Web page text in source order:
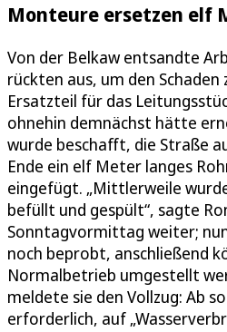
Monteure ersetzen elf
Von der Belkaw entsandte
rückten aus, um den Schaden
Ersatzteil für das
ohnehin demnächst hätte
wurde beschafft, die Straße
Ende ein elf Meter langes
eingefügt. „Mittlerweile
befüllt und gespült“, sagte
Sonntagvormittag weiter;
noch beprobt, anschließend
Normalbetrieb umgestellt
meldete sie den Vollzug: Ab
erforderlich, auf